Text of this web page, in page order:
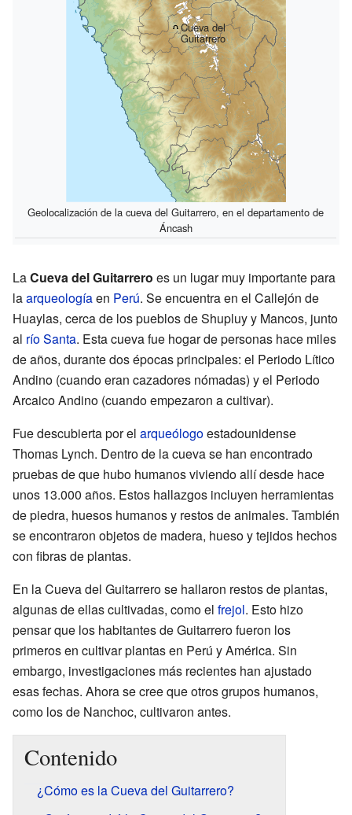
Cueva del
Guitarrero
Geolocalización de la cueva del Guitarrero, en el departamento de
Áncash
LaCueva del Guitarrero es un lugar muy importante para
laarqueologíaen Perú. Se encuentra en el Callejón de
Huaylas, cerca de los pueblos de Shupluy y Mancos, junto
al río Santa. Esta cueva fue hogar de personas hace miles
de años, durante dos épocas principales: el Periodo Lítico
Andino (cuando eran cazadores nómadas) y el Periodo
Arcaico Andino (cuando empezaron a cultivar).
Fue descubierta por el arqueólogoestadounidense
Thomas Lynch. Dentro de la cueva se han encontrado
pruebas de que hubo humanos viviendo allí desde hace
unos 13.000 años. Estos hallazgos incluyen herramientas
de piedra, huesos humanos y restos de animales. También
se encontraron objetos de madera, hueso y tejidos hechos
con fibras de plantas.
En la Cueva del Guitarrero se hallaron restos de plantas,
algunas de ellas cultivadas, como el frejol. Esto hizo
pensar que los habitantes de Guitarrero fueron los
primeros en cultivar plantas en Perú y América. Sin
embargo, investigaciones más recientes han ajustado
esas fechas. Ahora se cree que otros grupos humanos,
como los de Nanchoc, cultivaron antes.
Contenido
¿Cómo es la Cueva del Guitarrero?